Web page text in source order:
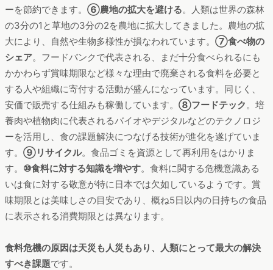
ーを節約できます。 ⑥農地の拡大を避ける。人類は世界の森林
の3分の1と草地の3分の2を農地に拡大してきました。農地の拡
大により、自然や生物多様性が損なわれています。 ⑦食べ物の
シェア。フードバンクで代表される、まだ十分食べられるにも
かかわらず賞味期限など様々な理由で廃棄される食料を必要と
する人や組織に寄付する活動が盛んになっています。同じく、
安価で販売する仕組みも稼働しています。 ⑧フードテック。培
養肉や植物肉に代表されるバイオやデジタルなどのテクノロジ
ーを活用し、食の課題解決につなげる技術が進化を遂げていま
す。 ⑨リサイクル。食品ゴミを資源として再利用をはかりま
す。 ⑩食料に対する知識を増やす。食料に関する危機意識ある
いは食に対する敬意が特に日本では欠如しているようです。賞
味期限とは美味しさの目安であり、概ね5日以内の日持ちの食品
に表示される消費期限とは異なります。
食料危機の原因は天災も人災もあり、人類にとって最大の解決
すべき課題です。